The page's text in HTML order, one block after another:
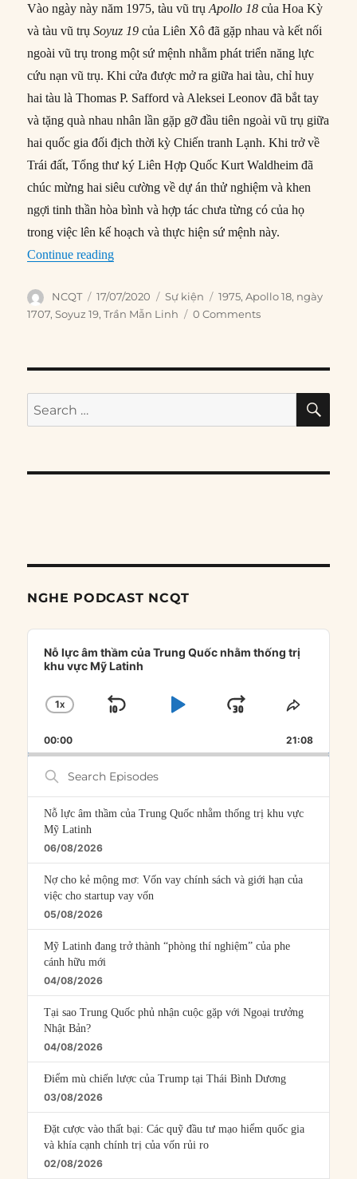
Vào ngày này năm 1975, tàu vũ trụApollo 18 của Hoa Kỳ
và tàu vũ trụSoyuz 19 của Liên Xô đã gặp nhau và kết nối
ngoài vũ trụ trong một sứ mệnh nhằm phát triển năng lực
cứu nạn vũ trụ. Khi cửa được mở ra giữa hai tàu, chỉ huy
hai tàu là Thomas P. Safford và Aleksei Leonov đã bắt tay
và tặng quà nhau nhân lần gặp gỡ đầu tiên ngoài vũ trụ giữa
hai quốc gia đối địch thời kỳ Chiến tranh Lạnh. Khi trở về
Trái đất, Tổng thư ký Liên Hợp Quốc Kurt Waldheim đã
chúc mừng hai siêu cường về dự án thử nghiệm và khen
ngợi tinh thần hòa bình và hợp tác chưa từng có của họ
trong việc lên kế hoạch và thực hiện sứ mệnh này.
Continue reading“17/07/1975: Hoa Kỳ và Liên Xô gặp nhau
Author
NCQT
Posted
on
17/07/2020 Categories
Sự kiện Tags
1975,Apollo 18, ngày
1707,Soyuz 19,Trần Mẫn Linh 0 Comments
Search
for:
NGHE PODCAST NCQT
Audio
Player
Nỗ lực âm thầm của Trung Quốc nhằm thống trị
khu vực Mỹ Latinh
CHANGE
RATE
1X
SKIP
PLAYJUMP
FORWARD
SHARE
00:00 21:08
Search
Episodes
Nỗ lực âm thầm của Trung Quốc nhằm thống trị khu vực
Mỹ Latinh
06/08/2026
Nợ cho kẻ mộng mơ: Vốn vay chính sách và giới hạn của
việc cho startup vay vốn
05/08/2026
Mỹ Latinh đang trở thành “phòng thí nghiệm” của phe
cánh hữu mới
04/08/2026
Tại sao Trung Quốc phủ nhận cuộc gặp với Ngoại trưởng
Nhật Bản?
04/08/2026
Điểm mù chiến lược của Trump tại Thái Bình Dương
03/08/2026
Đặt cược vào thất bại: Các quỹ đầu tư mạo hiểm quốc gia
và khía cạnh chính trị của vốn rủi ro
02/08/2026